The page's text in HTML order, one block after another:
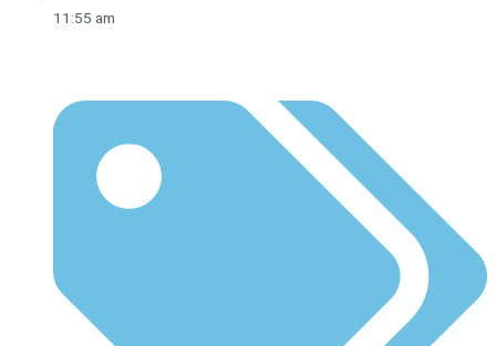
11:55 am